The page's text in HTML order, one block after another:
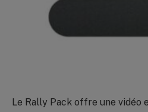
Le Rally Pack offre une vidéo